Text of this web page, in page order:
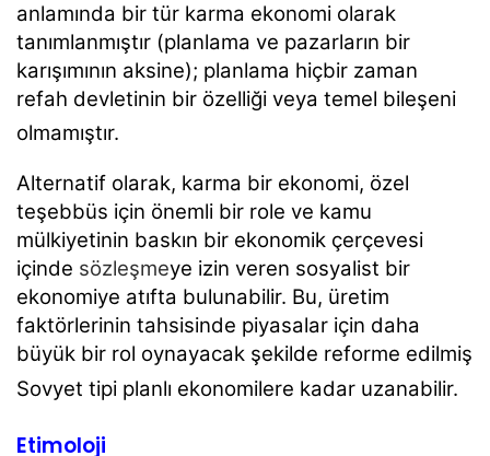
anlamında bir tür karma ekonomi olarak
tanımlanmıştır (planlama ve pazarların bir
karışımının aksine); planlama hiçbir zaman
refah devletinin bir özelliği veya temel bileşeni
olmamıştır.
Alternatif olarak, karma bir ekonomi, özel
teşebbüs için önemli bir role ve kamu
mülkiyetinin baskın bir ekonomik çerçevesi
içinde sözleşmeye izin veren sosyalist bir
ekonomiye atıfta bulunabilir. Bu, üretim
faktörlerinin tahsisinde piyasalar için daha
büyük bir rol oynayacak şekilde reforme edilmiş
Sovyet tipi planlı ekonomilere kadar uzanabilir.
Etimoloji